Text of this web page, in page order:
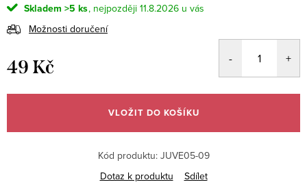
Skladem >5 ks
11.8.2026
Možnosti doručení
49 Kč
cena:
VLOŽIT DO KOŠÍKU
Kód produktu: JUVE05-09
Dotaz k produktu
Sdílet